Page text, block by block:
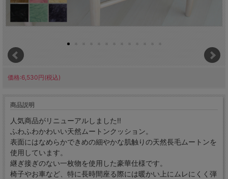
価格:6,530円(税込)
商品説明
人気商品がリニューアルしました!!
ふわふわかわいい天然ムートンクッション。
表面にはなめらかできめの細やかな肌触りの天然長毛ムートンを
使用しています。
継ぎ接ぎのない一枚物を使用した豪華仕様です。
椅子やお車など、特に長時間座る際には暖かい上にムレにくく弾